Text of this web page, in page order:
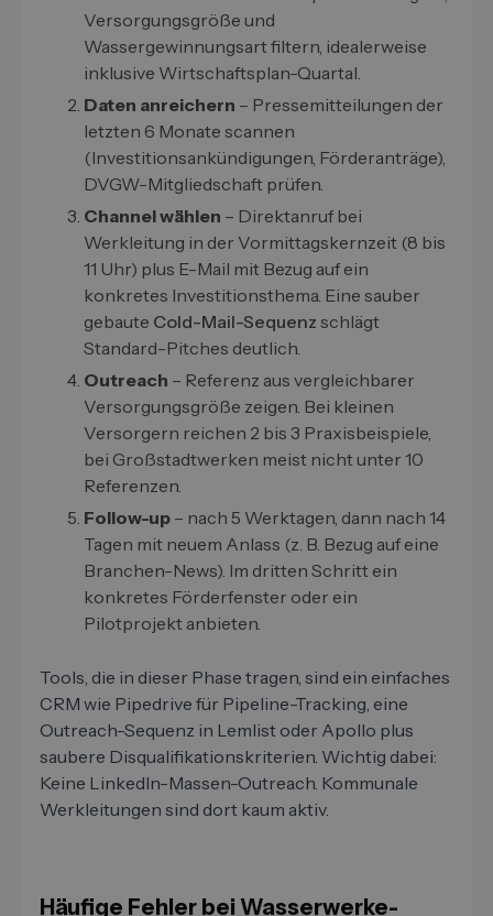
Versorgungsgröße und
Wassergewinnungsart filtern, idealerweise
inklusive Wirtschaftsplan-Quartal.
Daten anreichern – Pressemitteilungen der
letzten 6 Monate scannen
(Investitionsankündigungen, Förderanträge),
DVGW-Mitgliedschaft prüfen.
Channel wählen – Direktanruf bei
Werkleitung in der Vormittagskernzeit (8 bis
11 Uhr) plus E-Mail mit Bezug auf ein
konkretes Investitionsthema. Eine sauber
gebaute Cold-Mail-Sequenz schlägt
Standard-Pitches deutlich.
Outreach – Referenz aus vergleichbarer
Versorgungsgröße zeigen. Bei kleinen
Versorgern reichen 2 bis 3 Praxisbeispiele,
bei Großstadtwerken meist nicht unter 10
Referenzen.
Follow-up – nach 5 Werktagen, dann nach 14
Tagen mit neuem Anlass (z. B. Bezug auf eine
Branchen-News). Im dritten Schritt ein
konkretes Förderfenster oder ein
Pilotprojekt anbieten.
Tools, die in dieser Phase tragen, sind ein einfaches
CRM wie Pipedrive für Pipeline-Tracking, eine
Outreach-Sequenz in Lemlist oder Apollo plus
saubere Disqualifikationskriterien. Wichtig dabei:
Keine LinkedIn-Massen-Outreach. Kommunale
Werkleitungen sind dort kaum aktiv.
Häufige Fehler bei Wasserwerke-